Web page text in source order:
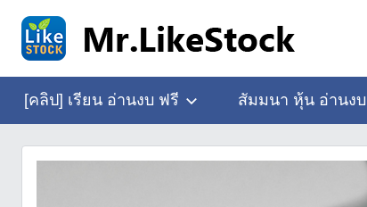
Skip
Mr.LikeStock
งบ
[คลิป] เรียน อ่านงบ ฟรี สัมมนา หุ้น อ่านงบ